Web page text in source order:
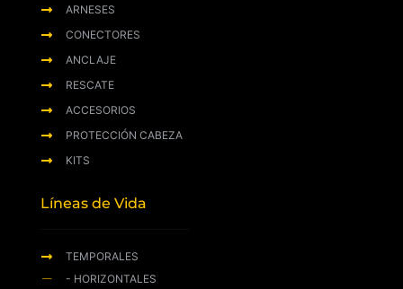
ARNESES
CONECTORES
ANCLAJE
RESCATE
ACCESORIOS
PROTECCIÓN CABEZA
KITS
Líneas de Vida
TEMPORALES
- HORIZONTALES